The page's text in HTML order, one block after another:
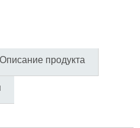
Описание продукта